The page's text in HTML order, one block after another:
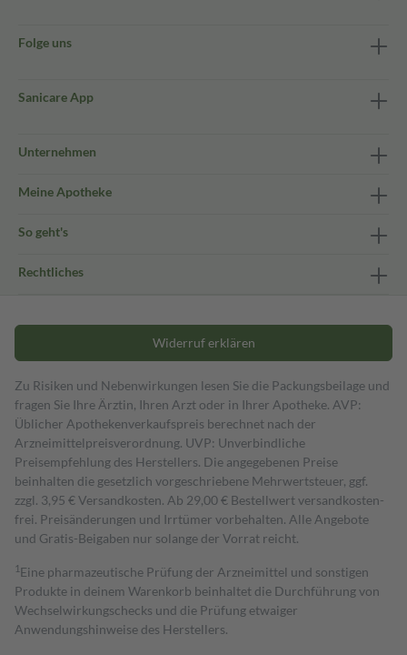
Folge uns
Sanicare App
Unternehmen
Meine Apotheke
So geht's
Rechtliches
Widerruf erklären
Zu Risiken und Nebenwirkungen lesen Sie die Packungsbeilage und
fragen Sie Ihre Ärztin, Ihren Arzt oder in Ihrer Apotheke. AVP:
Üblicher Apothekenverkaufspreis berechnet nach der
Arzneimittelpreisverordnung. UVP: Unverbindliche
Preisempfehlung des Herstellers. Die angegebenen Preise
beinhalten die gesetzlich vorgeschriebene Mehrwertsteuer, ggf.
zzgl. 3,95 € Versandkosten. Ab 29,00 € Bestell­wert versand­kosten­
frei. Preisänderungen und Irrtümer vorbehalten. Alle Angebote
und Gratis-Beigaben nur solange der Vorrat reicht.
1 Eine pharmazeutische Prüfung der Arzneimittel und sonstigen
Produkte in deinem Warenkorb beinhaltet die Durchführung von
Wechselwirkungschecks und die Prüfung etwaiger
Anwendungshinweise des Herstellers.